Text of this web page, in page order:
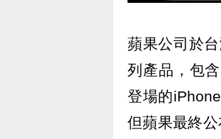
蘋果公司於
列產品，包
登場的
但蘋果最終